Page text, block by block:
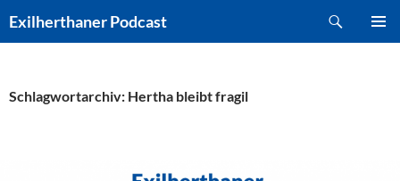
Inhalt
Exilherthaner Podcast
Schlagwortarchiv: Hertha bleibt fragil